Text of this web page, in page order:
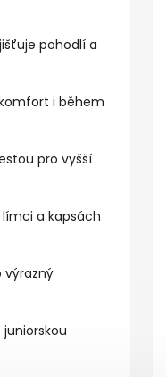
pohodlí a
i během
pro vyšší
a kapsách
výrazný